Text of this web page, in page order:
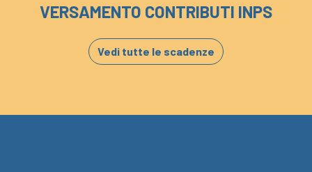
VERSAMENTO CONTRIBUTI INPS
Vedi tutte le scadenze